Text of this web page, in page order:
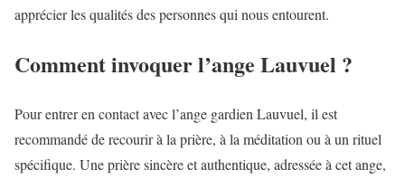
apprécier les qualités des personnes qui nous entourent.
Comment invoquer l’ange Lauvuel ?
Pour entrer en contact avec l’ange gardien Lauvuel, il est
recommandé de recourir à la prière, à la méditation ou à un rituel
spécifique. Une prière sincère et authentique, adressée à cet ange,